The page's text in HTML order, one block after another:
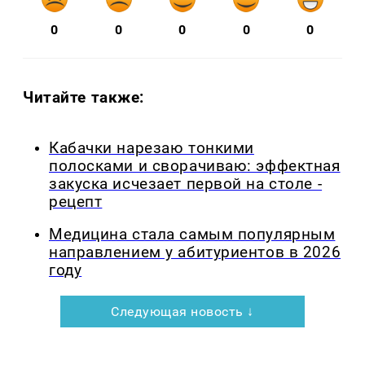
0 0 0 0 0
Читайте также:
Кабачки нарезаю тонкими
полосками и сворачиваю: эффектная
закуска исчезает первой на столе -
рецепт
Медицина стала самым популярным
направлением у абитуриентов в 2026
году
Следующая новость ↓